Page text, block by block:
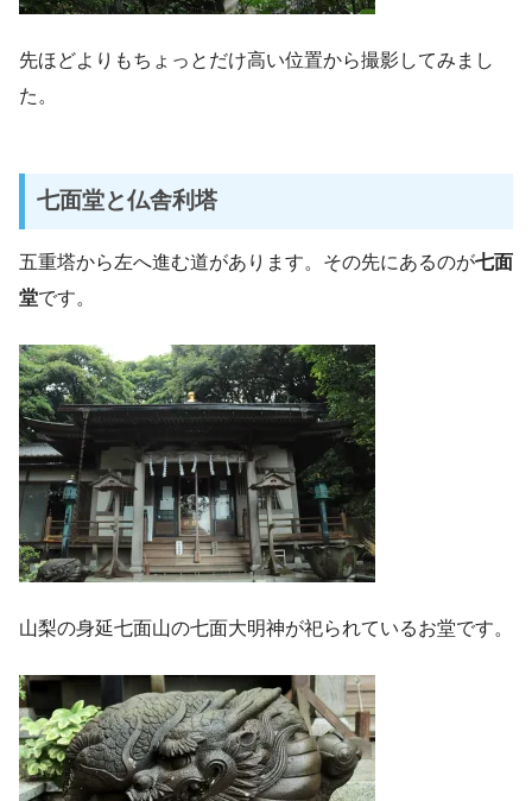
先ほどよりもちょっとだけ高い位置から撮影してみまし
た。
七面堂と仏舎利塔
五重塔から左へ進む道があります。その先にあるのが七面
堂です。
山梨の身延七面山の七面大明神が祀られているお堂です。